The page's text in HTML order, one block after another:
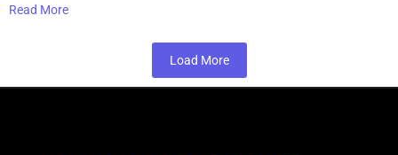
Read More
Load More